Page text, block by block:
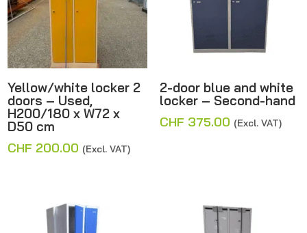
Yellow/white locker 2
doors – Used,
H200/180 x W72 x
D50 cm
CHF 200.00 (Excl. VAT)
2-door blue and white
locker – Second-hand
CHF 375.00 (Excl. VAT)